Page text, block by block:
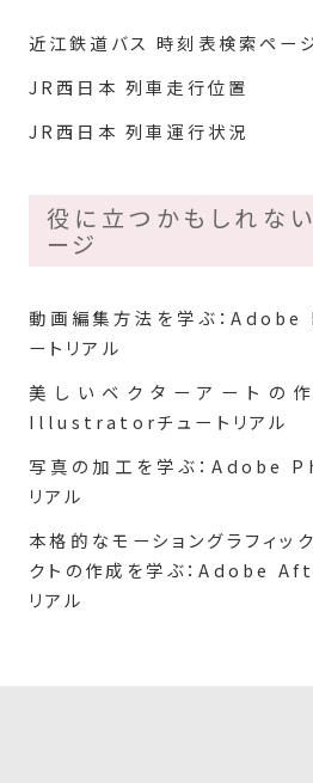
近江鉄道バス 時刻表検索ペー
JR西日本 列車走行位置
JR西日本 列車運行状況
役に立つかもしれな
ージ
動画編集方法を学ぶ：
ートリアル
美しいベクターアートの
Illustratorチュートリアル
写真の加工を学ぶ：Adobe
リアル
本格的なモーショングラフィッ
クトの作成を学ぶ：Adobe
リアル